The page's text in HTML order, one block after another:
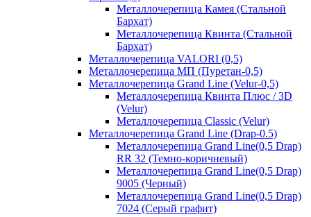
Металлочерепица Камея (Стальной
Бархат)
Металлочерепица Квинта (Стальной
Бархат)
Металлочерепица VALORI (0,5)
Металлочерепица МП (Пуретан-0,5)
Металлочерепица Grand Line (Velur-0,5)
Металлочерепица Квинта Плюс / 3D
(Velur)
Металлочерепица Classic (Velur)
Металлочерепица Grand Line (Drap-0.5)
Металлочерепица Grand Line(0,5 Drap)
RR 32 (Темно-коричневый)
Металлочерепица Grand Line(0,5 Drap)
9005 (Черный)
Металлочерепица Grand Line(0,5 Drap)
7024 (Серый графит)